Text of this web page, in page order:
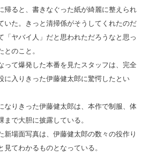
帰ると、書きなぐった紙が綺麗に整えられ
いた。きっと清掃係がそうしてくれたのだ
「ヤバイ人」だと思われただろうなと思っ
とのこと。
って爆発した本番を見たスタッフは、完全
に入りきった伊藤健太郎に驚愕したとい
なりきった伊藤健太郎は、本作で制服、体
まで大胆に披露している。
新場面写真は、伊藤健太郎の数々の役作り
見てわかるものとなっている。